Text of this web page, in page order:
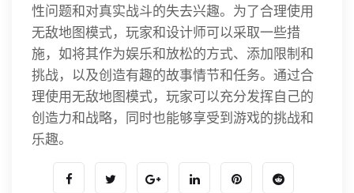
性问题和对真实战斗的失去兴趣。为了合理使用
无敌地图模式，玩家和设计师可以采取一些措
施，如将其作为娱乐和放松的方式、添加限制和
挑战，以及创造有趣的故事情节和任务。通过合
理使用无敌地图模式，玩家可以充分发挥自己的
创造力和战略，同时也能够享受到游戏的挑战和
乐趣。